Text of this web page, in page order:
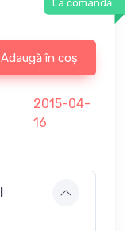
Adaugă în coș
2015-04-
16